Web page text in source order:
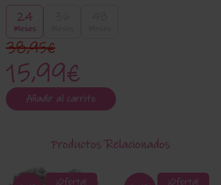
24
Meses
15,99€
38,95€
Añadir al carrito
Productos Relacionados
¡Oferta! ¡Oferta!